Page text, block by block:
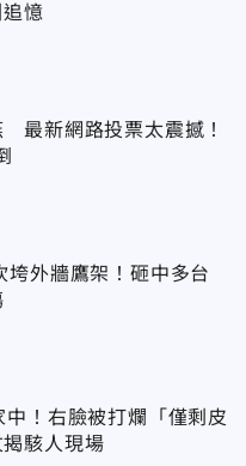
追憶
最新網路投票太震撼！
垮外牆鷹架！砸中多台
！右臉被打爛「僅剩皮
駭人現場